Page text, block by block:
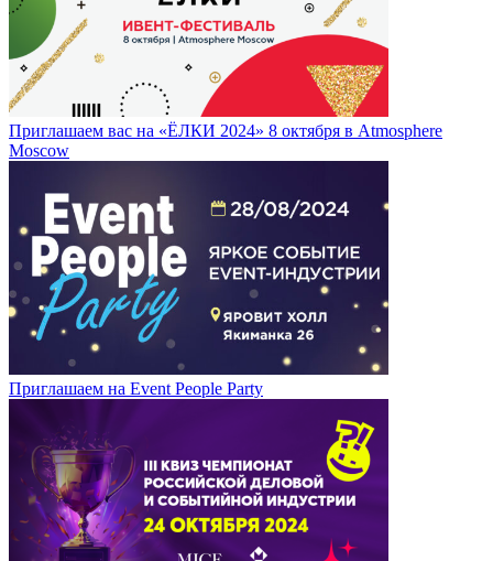
Приглашаем вас на «ЁЛКИ 2024» 8 октября в Atmosphere
Moscow
Приглашаем на Event People Party